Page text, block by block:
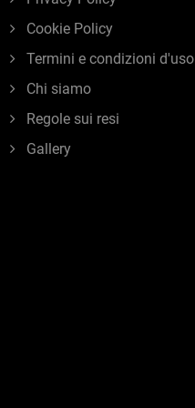
Cookie Policy
Termini e condizioni d'uso
Chi siamo
Regole sui resi
Gallery